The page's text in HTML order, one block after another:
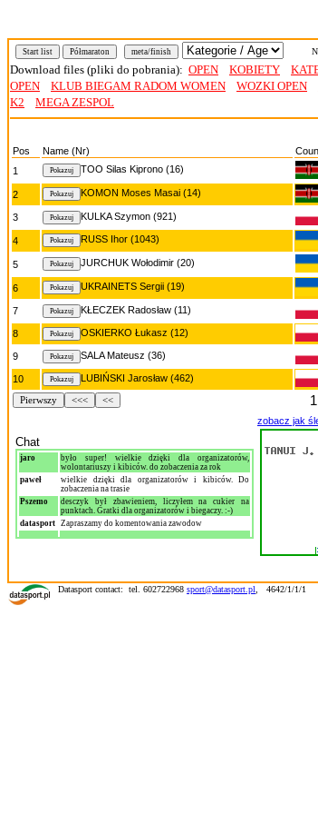
Start list Półmaraton meta/finish
Download files (pliki do pobrania): OPEN KOBIETY
OPEN
KLUB BIEGAM RADOM WOMEN WOZKI OPEN
K2
MEGA ZESPOL
Pos Name (Nr)
1
TOO Silas Kiprono (16)
2 KOMON Moses Masai (14)
3 KULKA Szymon (921)
4 RUSS Ihor (1043)
5 JURCHUK Wołodimir (20)
6 UKRAINETS Sergii (19)
7 KŁECZEK Radosław (11)
8 OSKIERKO Łukasz (12)
9 SALA Mateusz (36)
10 LUBIŃSKI Jarosław (462)
Pierwszy <<< <<
Chat
jaro
było super! wielkie dzięki dla organizatorów,
wolontariuszy i kibiców. do zobaczenia za rok
paweł
wielkie dzięki dla organizatorów i kibiców. Do
zobaczenia na trasie
Pszemo
desczyk był zbawieniem, liczyłem na cukier na
punktach. Gratki dla organizatorów i biegaczy. :-)
datasport Zapraszamy do komentowania zawodow
zobacz jak
Datasport contact: tel. 602722968 sport@datasport.pl 4642/1/1/1